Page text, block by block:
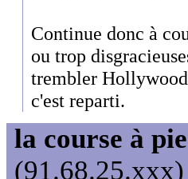
Continue donc à
ou trop
trembler
c'est reparti.
la course à